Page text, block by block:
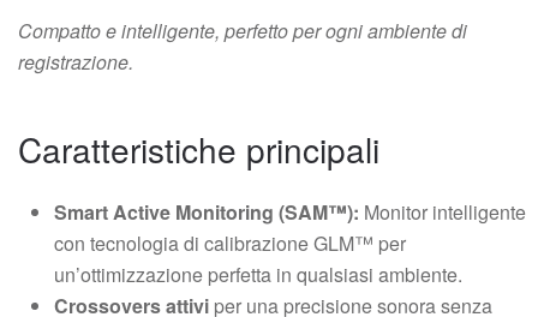
Compatto e intelligente, perfetto per ogni ambiente di
registrazione.
Caratteristiche principali
Smart Active Monitoring (SAM™): Monitor intelligente
con tecnologia di calibrazione GLM™ per
un’ottimizzazione perfetta in qualsiasi ambiente.
Crossovers attivi per una precisione sonora senza